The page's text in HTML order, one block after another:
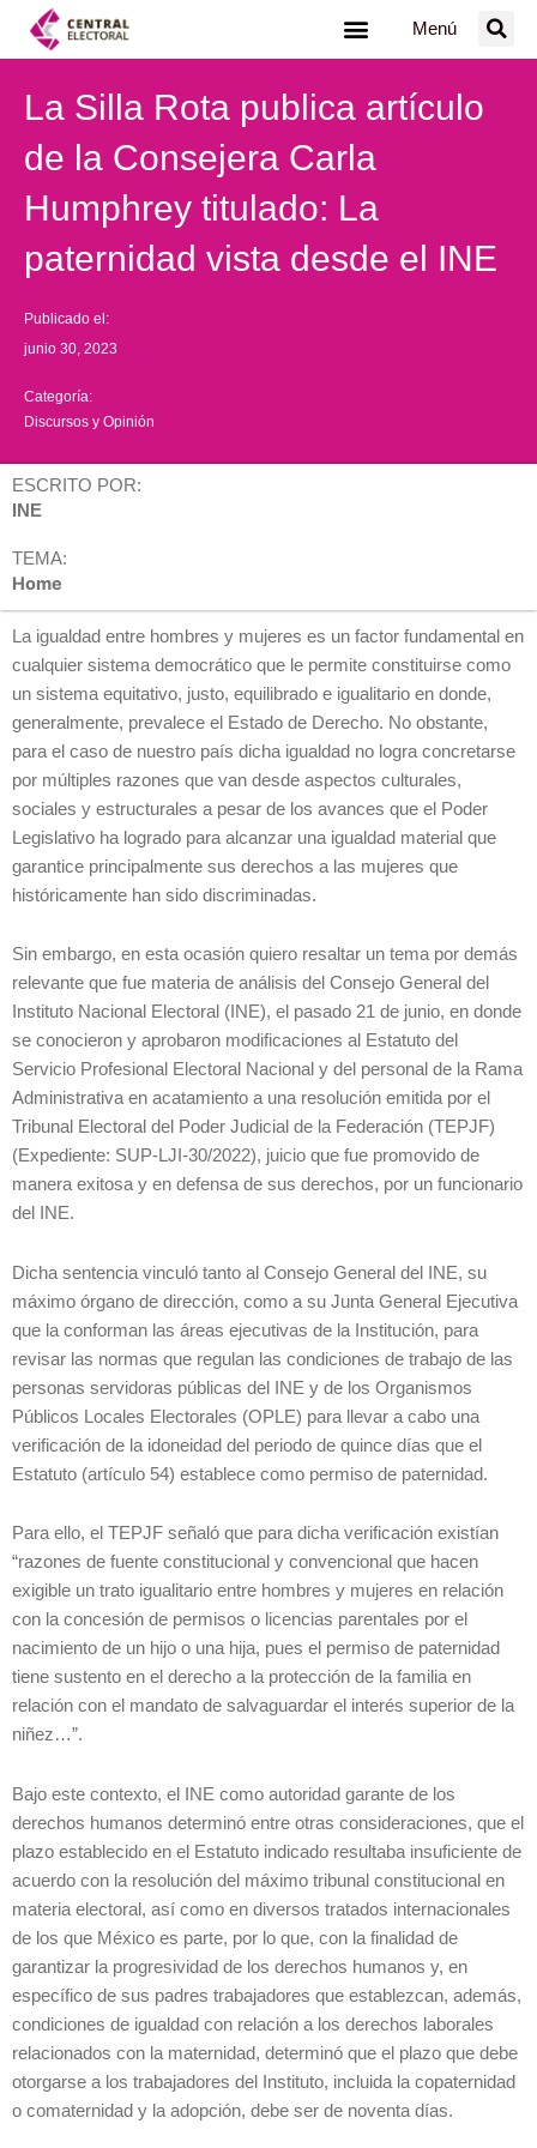
Menú
La Silla Rota publica artículo
de la Consejera Carla
Humphrey titulado: La
paternidad vista desde el INE
Publicado el:
junio 30, 2023
Categoría:
Discursos y Opinión
ESCRITO POR:
INE
TEMA:
Home
La igualdad entre hombres y mujeres es un factor fundamental en
cualquier sistema democrático que le permite constituirse como
un sistema equitativo, justo, equilibrado e igualitario en donde,
generalmente, prevalece el Estado de Derecho. No obstante,
para el caso de nuestro país dicha igualdad no logra concretarse
por múltiples razones que van desde aspectos culturales,
sociales y estructurales a pesar de los avances que el Poder
Legislativo ha logrado para alcanzar una igualdad material que
garantice principalmente sus derechos a las mujeres que
históricamente han sido discriminadas.
Sin embargo, en esta ocasión quiero resaltar un tema por demás
relevante que fue materia de análisis del Consejo General del
Instituto Nacional Electoral (INE), el pasado 21 de junio, en donde
se conocieron y aprobaron modificaciones al Estatuto del
Servicio Profesional Electoral Nacional y del personal de la Rama
Administrativa en acatamiento a una resolución emitida por el
Tribunal Electoral del Poder Judicial de la Federación (TEPJF)
(Expediente: SUP-LJI-30/2022), juicio que fue promovido de
manera exitosa y en defensa de sus derechos, por un funcionario
del INE.
Dicha sentencia vinculó tanto al Consejo General del INE, su
máximo órgano de dirección, como a su Junta General Ejecutiva
que la conforman las áreas ejecutivas de la Institución, para
revisar las normas que regulan las condiciones de trabajo de las
personas servidoras públicas del INE y de los Organismos
Públicos Locales Electorales (OPLE) para llevar a cabo una
verificación de la idoneidad del periodo de quince días que el
Estatuto (artículo 54) establece como permiso de paternidad.
Para ello, el TEPJF señaló que para dicha verificación existían
“razones de fuente constitucional y convencional que hacen
exigible un trato igualitario entre hombres y mujeres en relación
con la concesión de permisos o licencias parentales por el
nacimiento de un hijo o una hija, pues el permiso de paternidad
tiene sustento en el derecho a la protección de la familia en
relación con el mandato de salvaguardar el interés superior de la
niñez…”.
Bajo este contexto, el INE como autoridad garante de los
derechos humanos determinó entre otras consideraciones, que el
plazo establecido en el Estatuto indicado resultaba insuficiente de
acuerdo con la resolución del máximo tribunal constitucional en
materia electoral, así como en diversos tratados internacionales
de los que México es parte, por lo que, con la finalidad de
garantizar la progresividad de los derechos humanos y, en
específico de sus padres trabajadores que establezcan, además,
condiciones de igualdad con relación a los derechos laborales
relacionados con la maternidad, determinó que el plazo que debe
otorgarse a los trabajadores del Instituto, incluida la copaternidad
o comaternidad y la adopción, debe ser de noventa días.